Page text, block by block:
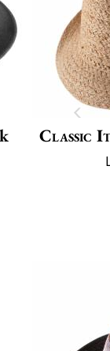
Classic